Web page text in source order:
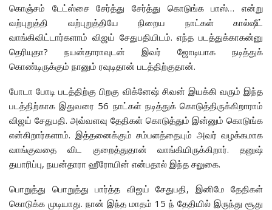
கொஞ்சம் டேட்ஸ்சை சேர்த்து சேர்த்து கொடுங்க பாஸ்… என்று
வற்புறுத்தி வற்புறுத்தியே நிறைய நாட்கள் கால்ஷீட்
வாங்கிவிட்டார்களாம் விஜய் சேதுபதியிடம். எந்த படத்துக்காகன்னு
தெரியுதா? நயன்தாராவுடன் இவர் ஜோடியாக நடித்துக்
கொண்டிருக்கும் நானும் ரவுடிதான் படத்திற்குதான்.
போடா போடி படத்திற்கு பிறகு விக்னேஷ் சிவன் இயக்கி வரும் இந்த
படத்திற்காக இதுவரை 56 நாட்கள் நடித்துக் கொடுத்திருக்கிறாராம்
விஜய் சேதுபதி. அவ்வளவு தேதிகள் கொடுத்தும் இன்னும் கொடுங்க
என்கிறார்களாம். இத்தனைக்கும் சம்பளத்தையும் அவர் வழக்கமாக
வாங்குவதை விட குறைத்துதான் வாங்கியிருக்கிறார். தனுஷ்
தயாரிப்பு, நயன்தாரா ஹீரோயின் என்பதால் இந்த சலுகை.
பொறுத்து பொறுத்து பார்த்த விஜய் சேதுபதி, இனிமே தேதிகள்
கொடுக்க முடியாது. நான் இந்த மாதம் 15 ந் தேதியில் இருந்து சூது